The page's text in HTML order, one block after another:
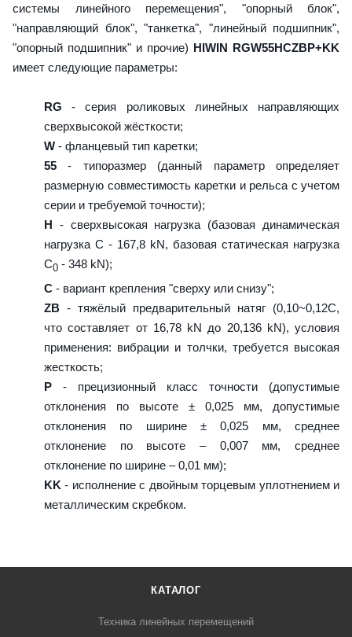
системы линейного перемещения", "опорный блок",
"направляющий блок", "танкетка", "линейный подшипник",
"опорный подшипник" и прочие) HIWIN RGW55HCZBP+KK
имеет следующие параметры:
RG - серия роликовых линейных направляющих
сверхвысокой жёсткости;
W - фланцевый тип каретки;
55 - типоразмер (данный параметр определяет
размерную совместимость каретки и рельса с учетом
серии и требуемой точности);
H - сверхвысокая нагрузка (базовая динамическая
нагрузка C - 167,8 kN, базовая статическая нагрузка
С0 - 348 kN);
C - вариант крепления "сверху или снизу";
ZB - тяжёлый предварительный натяг (0,10~0,12C,
что составляет от 16,78 kN до 20,136 kN), условия
применения: вибрации и толчки, требуется высокая
жесткость;
P - прецизионный класс точности (допустимые
отклонения по высоте ± 0,025 мм, допустимые
отклонения по ширине ± 0,025 мм, среднее
отклонение по высоте – 0,007 мм, среднее
отклонение по ширине – 0,01 мм);
KK - исполнение с двойным торцевым уплотнением и
металлическим скребком.
КАТАЛОГ
Техника линейных перемещений